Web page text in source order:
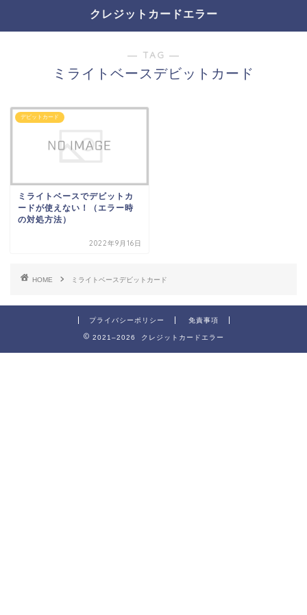
クレジットカードエラー
― TAG ―
ミライトベースデビットカード
デビットカード
ミライトベースでデビットカ
ードが使えない！（エラー時
の対処方法）
2022年9月16日
HOME ミライトベースデビットカード
プライバシーポリシー 免責事項
2021–2026 クレジットカードエラー